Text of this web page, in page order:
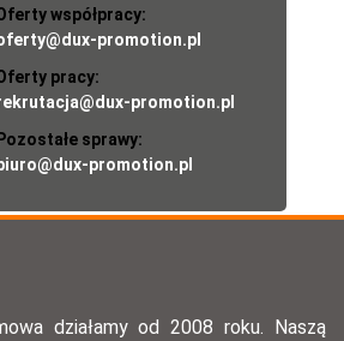
współpracy:
promotion.pl
pracy:
promotion.pl
Pozostałe sprawy:
promotion.pl
działamy od 2008 roku. Naszą